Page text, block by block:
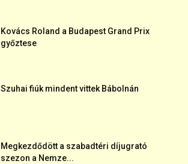
Kovács Roland a Budapest Grand Prix
győztese
Szuhai fiúk mindent vittek Bábolnán
Megkezdődött a szabadtéri díjugrató
szezon a Nemze...